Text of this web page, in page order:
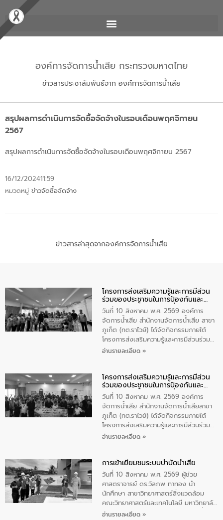
องค์การจัดการน้ำเสีย กระทรวงมหาดไทย
ข่าวสารประชาสัมพันธ์จาก องค์การจัดการน้ำเสีย
สรุปผลการดำเนินการจัดซื้อจัดจ้างในรอบเดือนพฤศจิกายน
2567
สรุปผลการดำเนินการจัดซื้อจัดจ้างในรอบเดือนพฤศจิกายน 2567
16/12/202411:59
หมวดหมู่ ข่าวจัดซื้อจัดจ้าง
ข่าวสารล่าสุดจากองค์การจัดการน้ำเสีย
โครงการส่งเสริมความรู้และการมีส่วน
ร่วมของประชาชนในการป้องกันและ
แก้ไขปัญหาน้ำเสียอย่างยั่งยืน
วันที่ 10 สิงหาคม พ.ศ. 2569 องค์การ
จัดการน้ำเสีย สำนักงานจัดการน้ำเสีย สาขา
ภูเก็ต (ทต.ราไวย์) ได้จัดกิจกรรมภายใต้
โครงการส่งเสริมความรู้และการมีส่วนร่วม
ของประชาชนในการป้องกันและแก้ไขปัญหา
ความรู้แก่อาสาสมัครท้องถิ่นรักษ์โลก อาสา
สมัครสาธารณสุขประจำหมู่บ้าน และ
ประชาชนผู้ที่สนใจเข้าร่วม จำนวน 80 คน
เพื่อส่งเสริมความรู้ด้านการจัดการน้ำเสีย
การบำบัดน้ำเสียเบื้องต้นในครัวเรือน และ
สร้างจิตสำนึกในการอนุรักษ์สิ่งแวดล้อม ใน
การนี้ นายเทมส์ ไกรทัศน์ นายกเทศมนตรี
อ่านรายละเอียด »
โครงการส่งเสริมความรู้และการมีส่วน
ร่วมของประชาชนในการป้องกันและ
แก้ไขปัญหาน้ำเสียอย่างยั่งยืน
วันที่ 10 สิงหาคม พ.ศ. 2569 องค์การ
จัดการน้ำเสีย สำนักงานจัดการน้ำเสียสาขา
ภูเก็ต (ทต.ราไวย์) ได้จัดกิจกรรมภายใต้
โครงการส่งเสริมความรู้และการมีส่วนร่วม
ของประชาชนในการป้องกันและแก้ไขปัญหา
ความรู้แก่นักเรียนชั้นมัธยมปีที่ 1 โรงเรียน
วัดสว่างอารมณ์ ในเขตเทศบาลตำบลราไวย์
เพื่อส่งเสริมความรู้ด้านการจัดการน้ำเสีย
การบำบัดน้ำเสียเบื้องต้นในครัวเรือน และ
สร้างจิตสำนึกในการอนุรักษ์สิ่งแวดล้อม ใน
การนี้ นายเทมส์ ไกรทัศน์ นายกเทศมนตรี
อ่านรายละเอียด »
การเข้าเยี่ยมชมระบบบำบัดน้ำเสีย
วันที่ 10 สิงหาคม พ.ศ. 2569 ผู้ช่วย
ศาสตราจารย์ ดร.วัลภพ ทาทอง นำ
นักศึกษา สาขาวิทยาศาสตร์สิ่งแวดล้อม
คณะวิทยาศาสตร์และเทคโนโลยี มหาวิทยาลัย
ราชภัฏเลย เข้าศึกษาดูงานระบบบำบัดน้ำเสีย
อ่านรายละเอียด »